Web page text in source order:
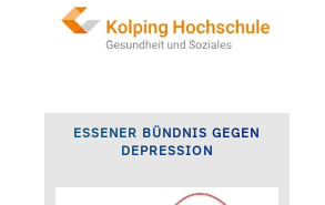
ESSENER BÜNDNIS GEGEN
DEPRESSION